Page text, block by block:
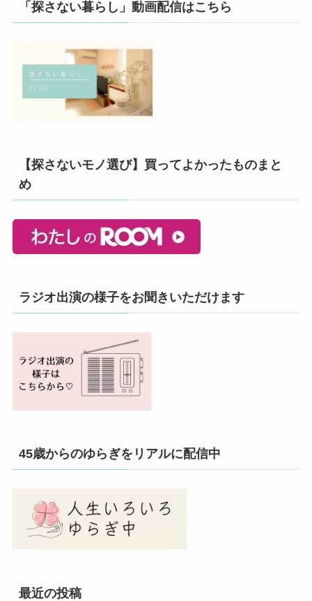
「探さない暮らし」動画配信はこちら
【探さないモノ選び】買ってよかったものまと
め
ラジオ出演の様子をお聞きいただけます
45歳からのゆらぎをリアルに配信中
最近の投稿